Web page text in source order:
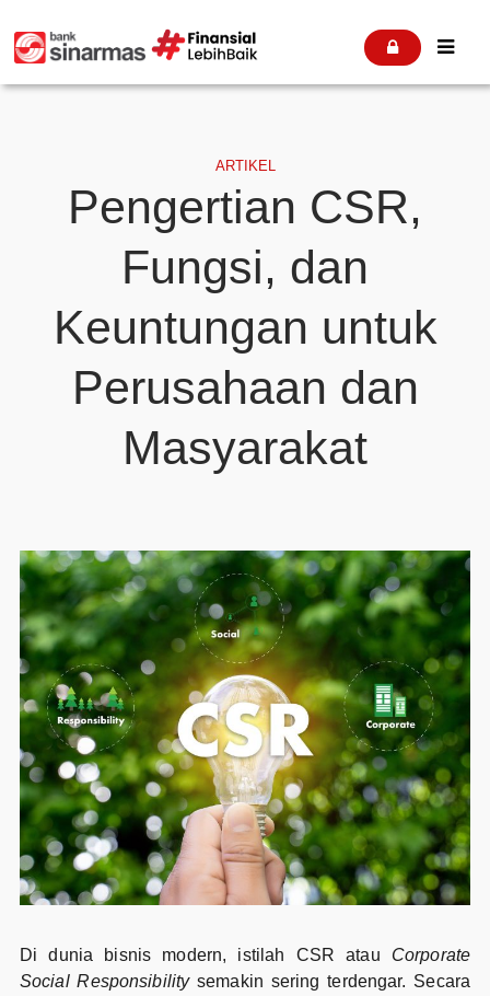
 
ARTIKEL
Pengertian CSR,
Fungsi, dan
Keuntungan untuk
Perusahaan dan
Masyarakat
Di dunia bisnis modern, istilah CSR atau Corporate
Social Responsibilitysemakin sering terdengar. Secara